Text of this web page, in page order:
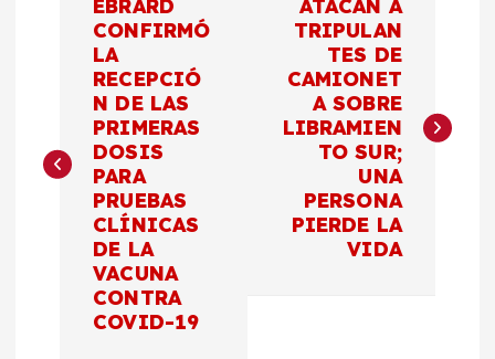
e
EBRARD
CONFIRMÓ
LA
RECEPCIÓ
N DE LAS
PRIMERAS
DOSIS
PARA
PRUEBAS
CLÍNICAS
DE LA
VACUNA
CONTRA
COVID-19
ATACAN A
TRIPULAN
TES DE
CAMIONET
A SOBRE
LIBRAMIEN
TO SUR;
UNA
PERSONA
PIERDE LA
VIDA